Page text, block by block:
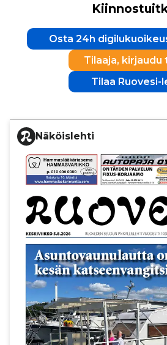
Osta 24h
Tilaaja, kirjaudu
Tilaa Ruovesi-
Näköislehti